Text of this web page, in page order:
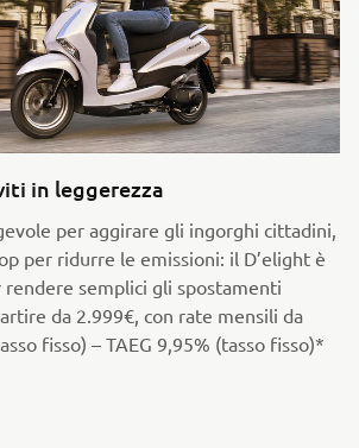
in leggerezza
per aggirare gli ingorghi cittadini,
per ridurre le emissioni: il D’elight è
rendere semplici gli spostamenti
fisso) – TAEG 9,95% (tasso fisso)*